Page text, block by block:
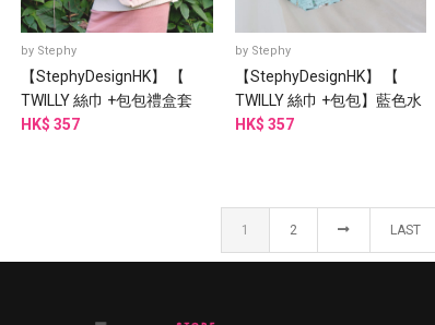
by Stephy
【StephyDesignHK】 【
TWILLY 絲巾 +包包禮盒套
裝】奇幻旅行餃子包+ 貓的
HK$ 357
by Stephy
【StephyDesignHK】 【
TWILLY 絲巾 +包包】藍色水
彩花 絲巾+兩用側背袋
HK$ 357
1 2 LAST